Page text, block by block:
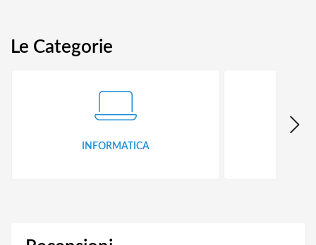
Le Categorie
INFORMATICA